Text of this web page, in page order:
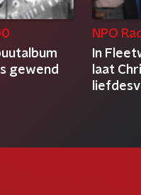
gewend
NPO
In
laat